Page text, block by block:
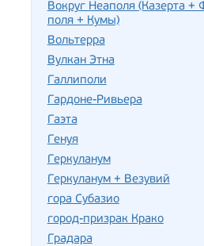
Вокруг Неаполя (Казерта +
поля + Кумы)
Вольтерра
Вулкан Этна
Галлиполи
Гардоне-Ривьера
Гаэта
Генуя
Геркуланум
Геркуланум + Везувий
гора Субазио
город-призрак Крако
Градара